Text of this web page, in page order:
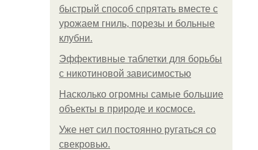
быстрый способ спрятать вместе с
урожаем гниль, порезы и больные
клубни.
Эффективные таблетки для борьбы
с никотиновой зависимостью
Насколько огромны самые большие
объекты в природе и космосе.
Уже нет сил постоянно ругаться со
свекровью.